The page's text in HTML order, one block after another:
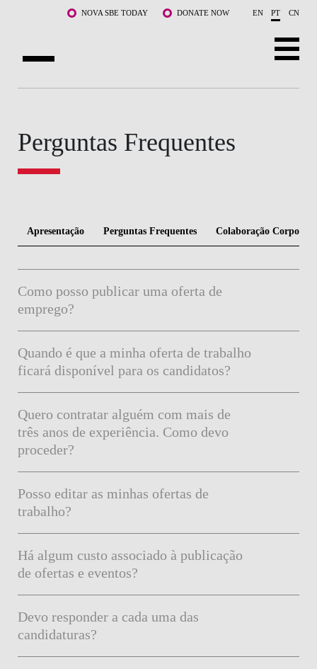
Saltar para o conteúdo principalNOVA SBE TODAY DONATE NOW EN PT CN
LIFE AT NOVA SBE
Perguntas Frequentes
Apresentação Perguntas Frequentes Colaboração
Como posso publicar uma oferta de
emprego?
Quando é que a minha oferta de trabalho
ficará disponível para os candidatos?
Quero contratar alguém com mais de
três anos de experiência. Como devo
proceder?
Posso editar as minhas ofertas de
trabalho?
Há algum custo associado à publicação
de ofertas e eventos?
Devo responder a cada uma das
candidaturas?